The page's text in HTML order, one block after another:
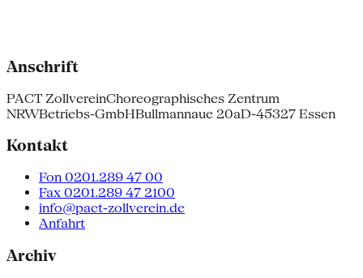
Anschrift
PACT ZollvereinChoreographisches Zentrum
NRWBetriebs-GmbHBullmannaue 20aD-45327 Essen
Kontakt
Fon 0201.289 47 00
Fax 0201.289 47 2100
info@pact-zollverein.de
Anfahrt
Archiv